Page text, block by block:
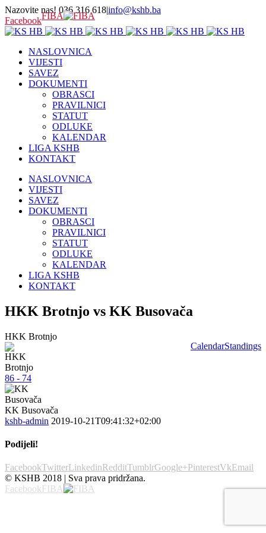
Nazovite nas! 036 316 618|info@kshb.ba
FacebookFIBA
NASLOVNICA
VIJESTI
SAVEZ
DOKUMENTI
OBRASCI
PRAVILNICI
STATUT
ODLUKE
KALENDAR
LIGA KSHB
KONTAKT
NASLOVNICA
VIJESTI
SAVEZ
DOKUMENTI
OBRASCI
PRAVILNICI
STATUT
ODLUKE
KALENDAR
LIGA KSHB
KONTAKT
HKK Brotnjo vs KK Busovača
CalendarStandings
HKK Brotnjo
86 - 74
KK Busovača
kshb-admin 2019-10-21T09:41:32+02:00
Podijeli!
FacebookTwitterLinkedinRedditTumblrGoogle+PinterestVkEmail
© KSHB 2018 | Sva prava pridržana.
FacebookFIBA